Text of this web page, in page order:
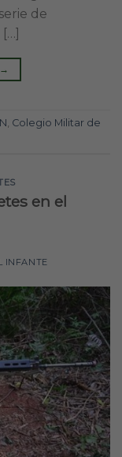
de
→
, Colegio Militar de
en el
INFANTE